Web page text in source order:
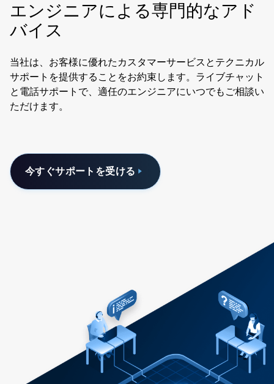
エンジニアによる専門的なアド
バイス
当社は、お客様に優れたカスタマーサービスとテクニカル
サポートを提供することをお約束します。ライブチャット
と電話サポートで、適任のエンジニアにいつでもご相談い
ただけます。
今すぐサポートを受ける